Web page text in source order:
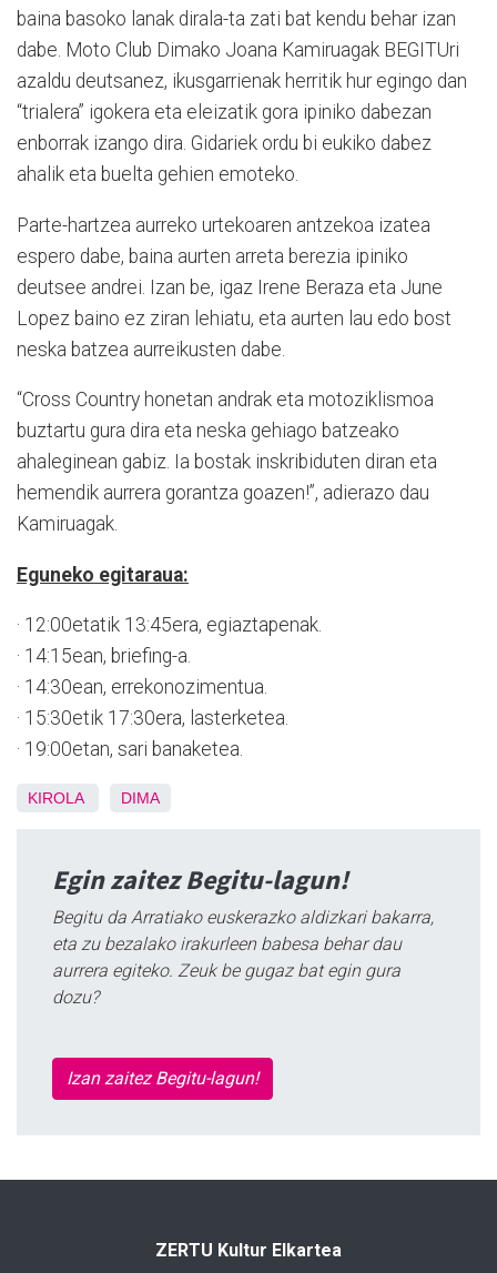
baina basoko lanak dirala-ta zati bat kendu behar izan
dabe. Moto Club Dimako Joana Kamiruagak BEGITUri
azaldu deutsanez, ikusgarrienak herritik hur egingo dan
“trialera” igokera eta eleizatik gora ipiniko dabezan
enborrak izango dira. Gidariek ordu bi eukiko dabez
ahalik eta buelta gehien emoteko.
Parte-hartzea aurreko urtekoaren antzekoa izatea
espero dabe, baina aurten arreta berezia ipiniko
deutsee andrei. Izan be, igaz Irene Beraza eta June
Lopez baino ez ziran lehiatu, eta aurten lau edo bost
neska batzea aurreikusten dabe.
“Cross Country honetan andrak eta motoziklismoa
buztartu gura dira eta neska gehiago batzeako
ahaleginean gabiz. Ia bostak inskribiduten diran eta
hemendik aurrera gorantza goazen!”, adierazo dau
Kamiruagak.
Eguneko egitaraua:
· 12:00etatik 13:45era, egiaztapenak.
· 14:15ean, briefing-a.
· 14:30ean, errekonozimentua.
· 15:30etik 17:30era, lasterketea.
· 19:00etan, sari banaketea.
KIROLA DIMA
Egin zaitez Begitu-lagun!
Begitu da Arratiako euskerazko aldizkari bakarra,
eta zu bezalako irakurleen babesa behar dau
aurrera egiteko. Zeuk be gugaz bat egin gura
dozu?
Izan zaitez Begitu-lagun!
ZERTU Kultur Elkartea